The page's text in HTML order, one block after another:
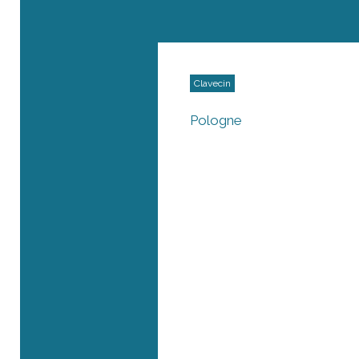
Clavecin
Pologne